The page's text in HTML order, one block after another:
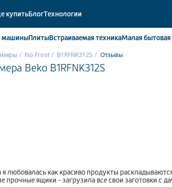
купитьБлогТехнологии
машиныПлитыВстраиваемаятехникаМалая бытовая
No Frost B1RFNK312S Отзывы
Beko B1RFNK312S
как красиво продукты
ящики - загрузила все свои заготовки с